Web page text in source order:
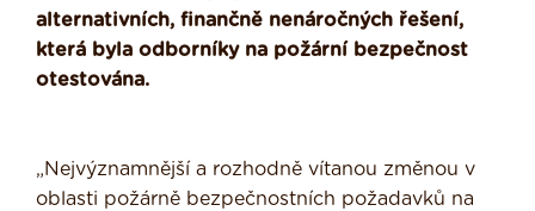
alternativních, finančně nenáročných řešení,
která byla odborníky na požární bezpečnost
otestována.
„Nejvýznamnější a rozhodně vítanou změnou v
oblasti požárně bezpečnostních požadavků na